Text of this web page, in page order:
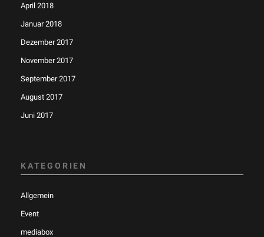
April 2018
Januar 2018
Dezember 2017
November 2017
September 2017
August 2017
Juni 2017
KATEGORIEN
Allgemein
Event
mediabox